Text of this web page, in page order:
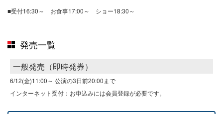
■受付16:30～ お食事17:00～ ショー18:30～
発売一覧
一般発売（即時発券）
6/12(金)11:00～ 公演の3日前20:00まで
インターネット受付：お申込みには会員登録が必要です。